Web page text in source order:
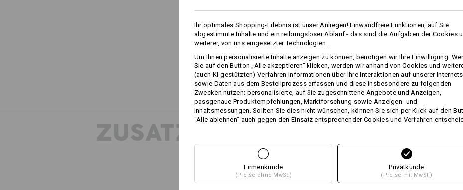
Nicht trockenreinigen
!!! Saisonartikel !!! Lieferung nur
Personalisierung:
Selbst gestalten
mehr
ZUSATZINFOS
Ihr optimales Shopping-Erlebnis ist unser Anliegen! Einwandfreie Funktionen, auf Sie
abgestimmte Inhalte und ein reibungsloser Ablauf - das sind die Aufgaben der Cookies
weiterer, von uns eingesetzter Technologien.
Um Ihnen personalisierte Inhalte anzeigen zu können, benötigen wir Ihre Einwilligung.
Sie auf den Button „Alle akzeptieren“ klicken, werden wir anhand von Cookies und
(auch KI-gestützten) Verfahren Informationen über Ihre Interaktionen auf unserer
sowie Daten aus dem Bestellprozess erfassen und diese insbesondere zu folgenden
Zwecken nutzen: personalisierte, auf Sie zugeschnittene Angebote und Anzeigen,
passgenaue Produktempfehlungen, Marktforschung sowie Anzeigen- und
Inhaltsmessungen. Sollten Sie dies nicht wünschen, können Sie sich per Klick auf den
“Alle ablehnen” auch gegen den Einsatz entsprechender Cookies und Verfahren
Firmenkunde
(Preise ohne MwSt.)
Privatkunde
(Preise mit MwSt.)